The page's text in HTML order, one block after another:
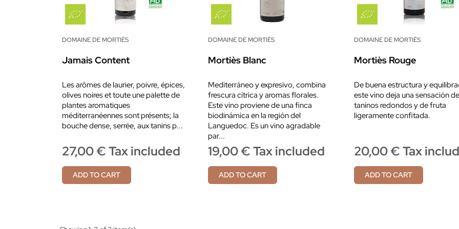
DOMAINE DE MORTIÈS
Jamais Content
Les arômes de laurier, poivre, épices,
olives noires et toute une palette de
plantes aromatiques
méditerranéennes sont présents; la
bouche dense, serrée, aux tanins p...
27,00 € Tax included
ADD TO CART
DOMAINE DE MORTIÈS
Mortiès Blanc
Mediterráneo y expresivo, combina
frescura cítrica y aromas florales.
Este vino proviene de una finca
biodinámica en la región del
Languedoc. Es un vino agradable
par...
19,00 € Tax included
ADD TO CART
DOMAINE DE MORTIÈS
Mortiès Rouge
De buena estructura y
este vino deja una sensación de
taninos redondos y de fruta
ligeramente confitada.
20,00 € Tax
ADD TO CART